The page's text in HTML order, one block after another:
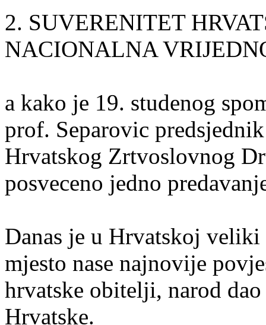
2. SUVERENITET
NACIONALNA
a kako je 19. studenog
prof. Separovic predsjednik
Hrvatskog Zrtvoslovnog
posveceno jedno
Danas je u Hrvatskoj
mjesto nase najnovije
hrvatske obitelji, narod
Hrvatske.